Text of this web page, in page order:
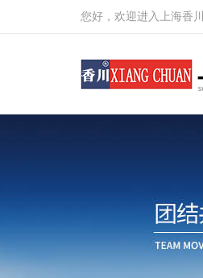
您好，欢迎进入上海香